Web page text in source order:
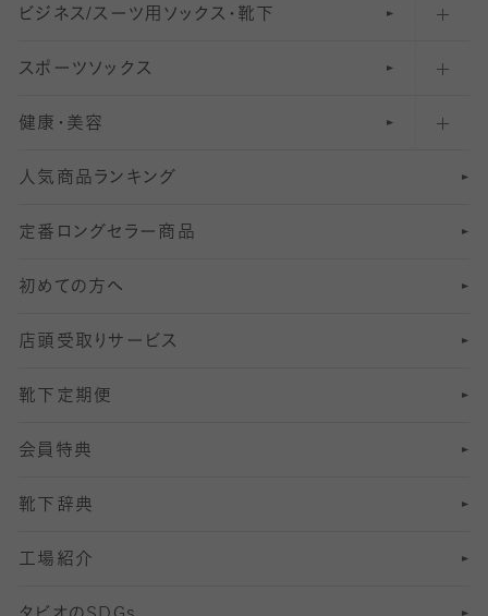
クルーソックス（ふくらはぎ下）
ハイソックス
オーバーニー・ニーハイソックス
61〜80デニールタイツ
81 〜110デニールタイツ
111〜210デニールタイツ
211デニールタイツ以上（防寒・厚手タイツ）
レギンスパンツ（レギパン）
マタニティレギンス
5 分丈
6 分丈レギンス
7 分丈 レギンス
8分丈 レギンス
10分丈 レギンス
12分丈レギンス
13分丈レギンス
ショートストッキング
結婚式用ストッキング
美脚ストッキング
オールスルーストッキング
ビジネス/スーツ用 ソックス・靴下
匠シリーズ
フレッシャーズ向けソックス・靴下
冠婚葬祭向けソックス・靴下
スーツカジュアルソックス・靴下
ロングホーズ
スポーツソックス
ランニングソックス・靴下
ゴルフソックス・靴下
サッカー・フットサル用ソックス
ヨガソックス・靴下
スポーツ用レッグウォーマー
SSサイズ（21～23cm）
Sサイズ（22～25cm）
Mサイズ（25～27cm）
Lサイズ（27～29cm）
健康・美容
インナーソックス
加圧・着圧ソックス
冷えとり靴下
着圧・加圧タイツ
むくみ対策
足の疲れ対策
足の臭い対策
冷え対策
人気商品ランキング
定番ロングセラー商品
初めての方へ
店頭受取りサービス
靴下定期便
会員特典
靴下辞典
工場紹介